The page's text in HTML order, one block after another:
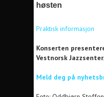
høsten
Praktisk informasjon
Konserten
Vestnorsk Jazzsenter.
Meld deg på